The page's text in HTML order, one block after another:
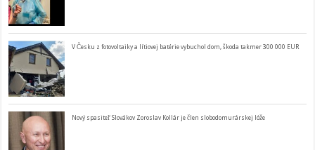
V Česku z fotovoltaiky a lítiovej batérie vybuchol dom, škoda takmer 300 000 EUR
Nový spasiteľ Slovákov Zoroslav Kollár je člen slobodomurárskej lóže